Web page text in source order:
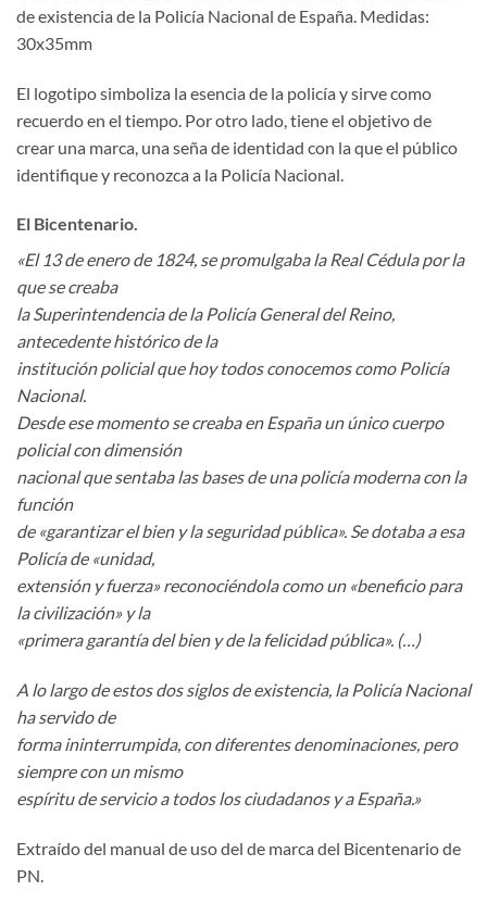
de existencia de la Policía Nacional de España. Medidas:
30x35mm
El logotipo simboliza la esencia de la policía y sirve como
recuerdo en el tiempo. Por otro lado, tiene el objetivo de
crear una marca, una seña de identidad con la que el público
identifique y reconozca a la Policía Nacional.
El Bicentenario.
«El 13 de enero de 1824, se promulgaba la Real Cédula por la
que se creaba
la Superintendencia de la Policía General del Reino,
antecedente histórico de la
institución policial que hoy todos conocemos como Policía
Nacional.
Desde ese momento se creaba en España un único cuerpo
policial con dimensión
nacional que sentaba las bases de una policía moderna con la
función
de «garantizar el bien y la seguridad pública». Se dotaba a esa
Policía de «unidad,
extensión y fuerza» reconociéndola como un «beneficio para
la civilización» y la
«primera garantía del bien y de la felicidad pública». (…)
A lo largo de estos dos siglos de existencia, la Policía Nacional
ha servido de
forma ininterrumpida, con diferentes denominaciones, pero
siempre con un mismo
espíritu de servicio a todos los ciudadanos y a España.»
Extraído del manual de uso del de marca del Bicentenario de
PN.